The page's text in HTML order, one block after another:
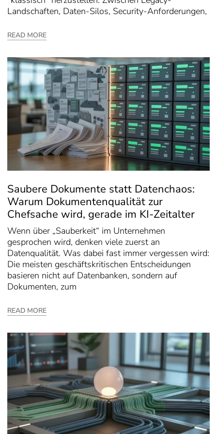
Landschaften, Daten-Silos, Security-Anforderungen,
READ MORE
Saubere Dokumente statt Datenchaos:
Warum Dokumentenqualität zur
Chefsache wird, gerade im KI-Zeitalter
Wenn über „Sauberkeit“ im Unternehmen
gesprochen wird, denken viele zuerst an
Datenqualität. Was dabei fast immer vergessen wird:
Die meisten geschäftskritischen Entscheidungen
basieren nicht auf Datenbanken, sondern auf
Dokumenten, zum
READ MORE